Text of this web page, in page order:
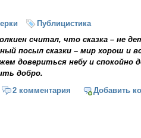
Публицистика
считал, что сказка – не
посыл сказки – мир хорош и
довериться небу и спокойно
добро.
Андерсен
2 комментария Добавить